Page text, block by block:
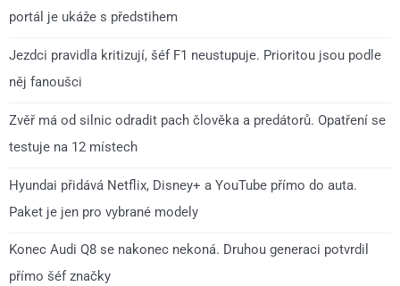
portál je ukáže s předstihem
Jezdci pravidla kritizují, šéf F1 neustupuje. Prioritou jsou podle
něj fanoušci
Zvěř má od silnic odradit pach člověka a predátorů. Opatření se
testuje na 12 místech
Hyundai přidává Netflix, Disney+ a YouTube přímo do auta.
Paket je jen pro vybrané modely
Konec Audi Q8 se nakonec nekoná. Druhou generaci potvrdil
přímo šéf značky